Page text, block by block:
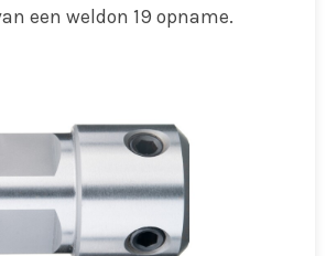
een weldon 19 opname.